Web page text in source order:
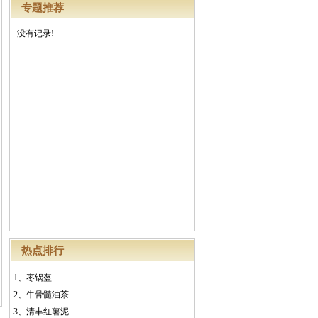
专题推荐
没有记录!
热点排行
1、 枣锅盔
2、 牛骨髓油茶
3、 清丰红薯泥